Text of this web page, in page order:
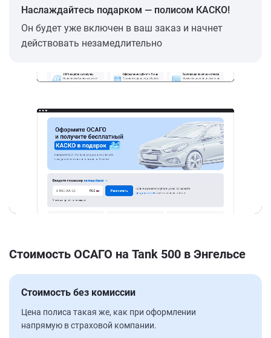
Наслаждайтесь подарком — полисом КАСКО!
Он будет уже включен в ваш заказ и начнет
действовать незамедлительно
Стоимость ОСАГО на Tank 500 в Энгельсе
Стоимость без комиссии
Цена полиса такая же, как при оформлении
напрямую в страховой компании.